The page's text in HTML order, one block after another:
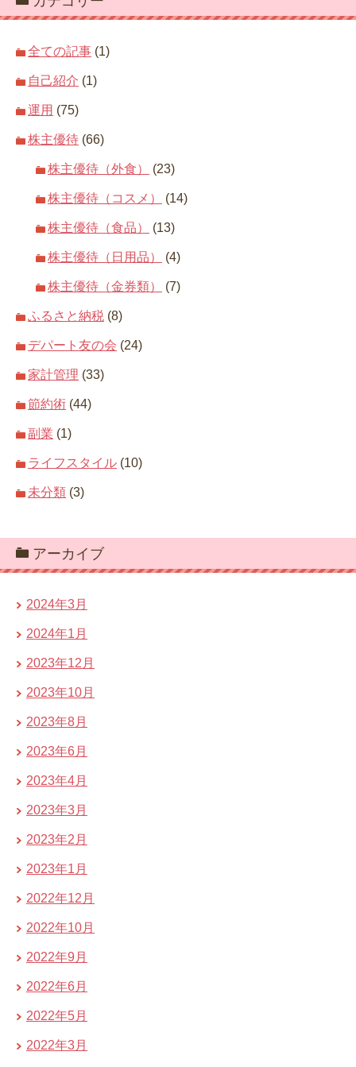
全ての記事 (1)
自己紹介 (1)
運用 (75)
株主優待 (66)
株主優待（外食） (23)
株主優待（コスメ） (14)
株主優待（食品） (13)
株主優待（日用品） (4)
株主優待（金券類） (7)
ふるさと納税 (8)
デパート友の会 (24)
家計管理 (33)
節約術 (44)
副業 (1)
ライフスタイル (10)
未分類 (3)
アーカイブ
2024年3月
2024年1月
2023年12月
2023年10月
2023年8月
2023年6月
2023年4月
2023年3月
2023年2月
2023年1月
2022年12月
2022年10月
2022年9月
2022年6月
2022年5月
2022年3月